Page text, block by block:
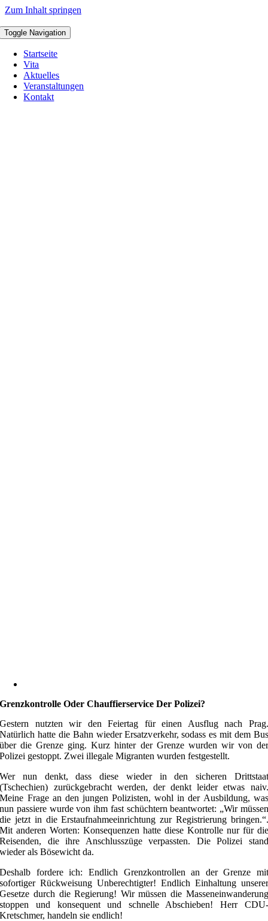
Zum Inhalt springen
Toggle Navigation
Startseite
Vita
Aktuelles
Veranstaltungen
Kontakt
Grenzkontrolle Oder Chauffierservice Der Polizei?
Gestern nutzten wir den Feiertag für einen Ausflug nach Prag.
Natürlich hatte die Bahn wieder Ersatzverkehr, sodass es mit dem Bus
über die Grenze ging. Kurz hinter der Grenze wurden wir von der
Polizei gestoppt. Zwei illegale Migranten wurden festgestellt.
Wer nun denkt, dass diese wieder in den sicheren Drittstaat
(Tschechien) zurückgebracht werden, der denkt leider etwas naiv.
Meine Frage an den jungen Polizisten, wohl in der Ausbildung, was
nun passiere wurde von ihm fast schüchtern beantwortet: „Wir müssen
die jetzt in die Erstaufnahmeeinrichtung zur Registrierung bringen.“.
Mit anderen Worten: Konsequenzen hatte diese Kontrolle nur für die
Reisenden, die ihre Anschlusszüge verpassten. Die Polizei stand
wieder als Bösewicht da.
Deshalb fordere ich: Endlich Grenzkontrollen an der Grenze mit
sofortiger Rückweisung Unberechtigter! Endlich Einhaltung unserer
Gesetze durch die Regierung! Wir müssen die Masseneinwanderung
stoppen und konsequent und schnelle Abschieben! Herr CDU-
Kretschmer, handeln sie endlich!